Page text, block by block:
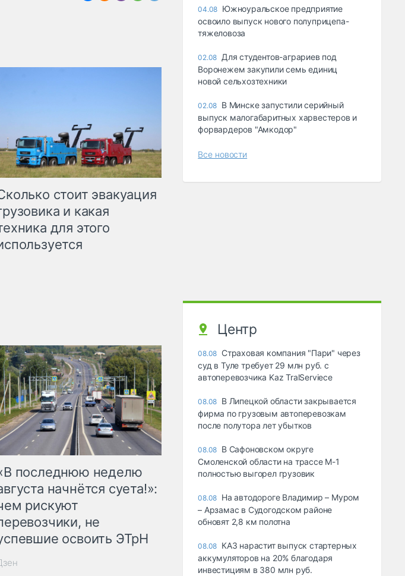
стоит эвакуация
и какая
для этого
последнюю неделю
начнётся суета!»:
рискуют
не
освоить ЭТрН
04.08 Южноуральское предприятие
освоило выпуск нового полуприцепа-
тяжеловоза
02.08 Для студентов-аграриев под
Воронежем закупили семь единиц
новой сельхозтехники
02.08 В Минске запустили серийный
выпуск малогабаритных харвестеров и
форвардеров "Амкодор"
Все новости
Центр
08.08 Страховая компания "Пари" через
суд в Туле требует 29 млн руб. с
автоперевозчика Kaz TralServiece
08.08 В Липецкой области закрывается
фирма по грузовым автоперевозкам
после полутора лет убытков
08.08 В Сафоновском округе
Смоленской области на трассе М-1
полностью выгорел грузовик
08.08 На автодороге Владимир – Муром
– Арзамас в Судогодском районе
обновят 2,8 км полотна
08.08 КАЗ нарастит выпуск стартерных
аккумуляторов на 20% благодаря
инвестициям в 380 млн руб.